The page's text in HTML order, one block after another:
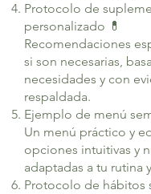
Protocolo de
personalizado 💊
Recomendaciones
si son necesarias,
necesidades y con
respaldada.
Ejemplo de menú
Un menú práctico y
opciones intuitivas y
adaptadas a tu rutina
Protocolo de hábitos